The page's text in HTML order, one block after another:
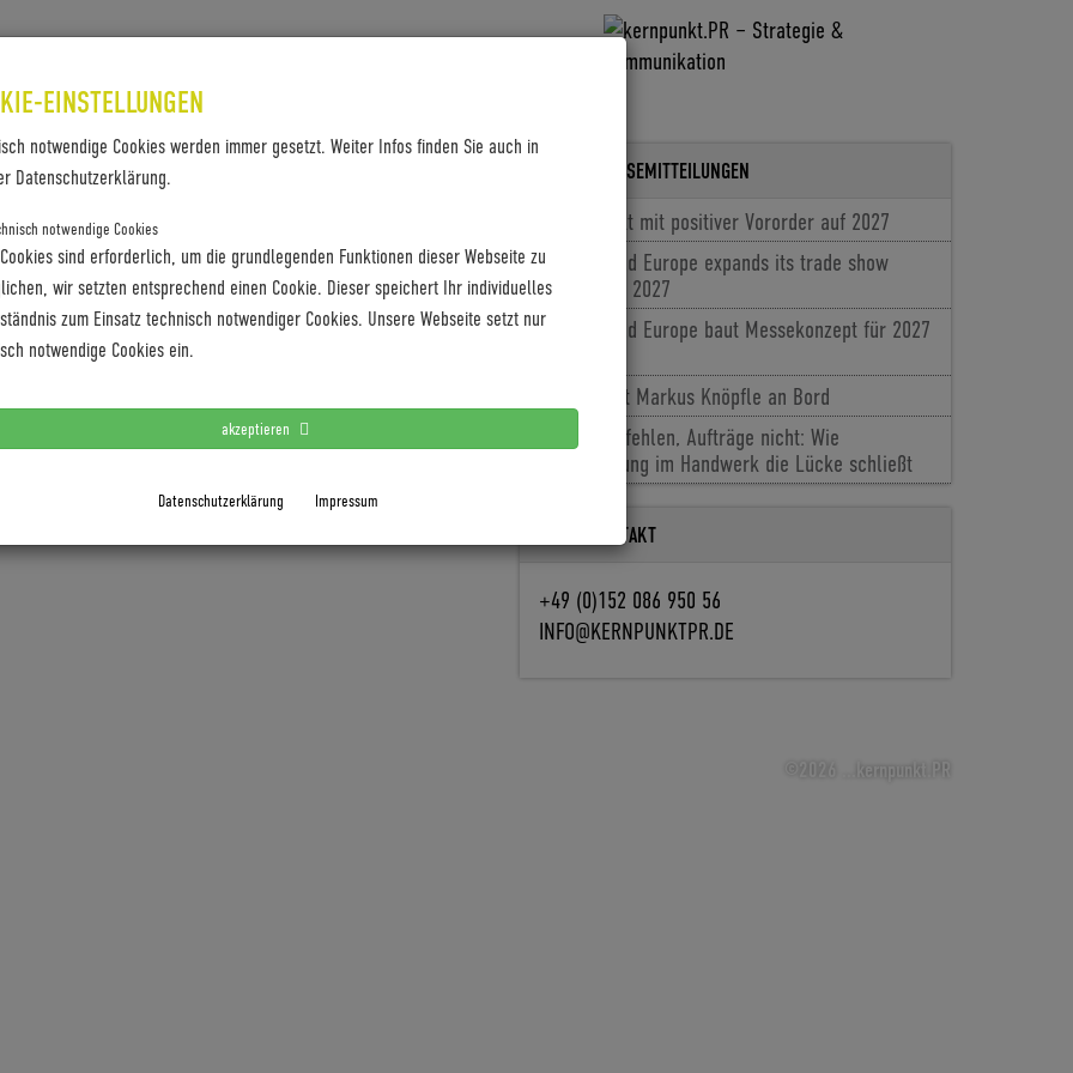
EINSTELLUNGEN
notwendige Cookies werden immer gesetzt. Weiter Infos finden Sie auch in
Datenschutzerklärung.
notwendige Cookies
sind erforderlich, um die grundlegenden Funktionen dieser Webseite zu
wir setzten entsprechend einen Cookie. Dieser speichert Ihr individuelles
zum Einsatz technisch notwendiger Cookies. Unsere Webseite setzt nur
notwendige Cookies ein.
akzeptieren
Datenschutzerklärung Impressum
LETZTE PRESSEMITTEILUNGEN
Coboc blickt mit positiver Vororder auf 2027
Cyclingworld Europe expands its trade show
concept for 2027
Cyclingworld Europe baut Messekonzept für 2027
Baldiso holt Markus Knöpfle an Bord
Fachkräfte fehlen, Aufträge nicht: Wie
Digitalisierung im Handwerk die Lücke schließt
PRESSEKONTAKT
+49 (0)152 086 950 56
INFO@KERNPUNKTPR.DE
©2026 ...kernpunkt.PR